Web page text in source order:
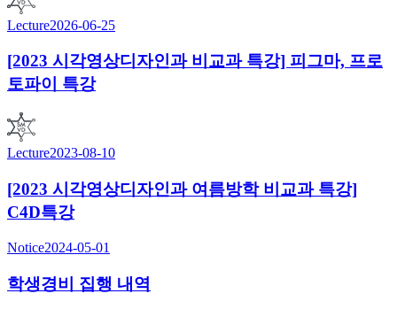
Lecture2026-06-25
[2023 시각영상디자인과 비교과 특강] 피그마, 프로
토파이 특강
Lecture2023-08-10
[2023 시각영상디자인과 여름방학 비교과 특강]
C4D특강
Notice2024-05-01
학생경비 집행 내역